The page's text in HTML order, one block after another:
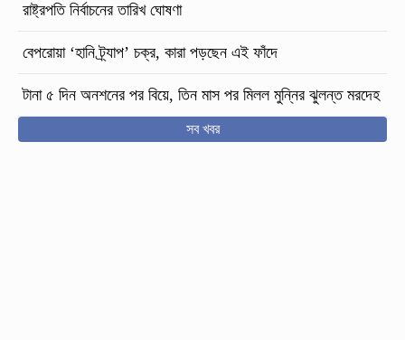
রাষ্ট্রপতি নির্বাচনের তারিখ ঘোষণা
বেপরোয়া ‘হানি ট্র্যাপ’ চক্র, কারা পড়ছেন এই ফাঁদে
টানা ৫ দিন অনশনের পর বিয়ে, তিন মাস পর মিলল মুন্নির ঝুলন্ত মরদেহ
সব খবর